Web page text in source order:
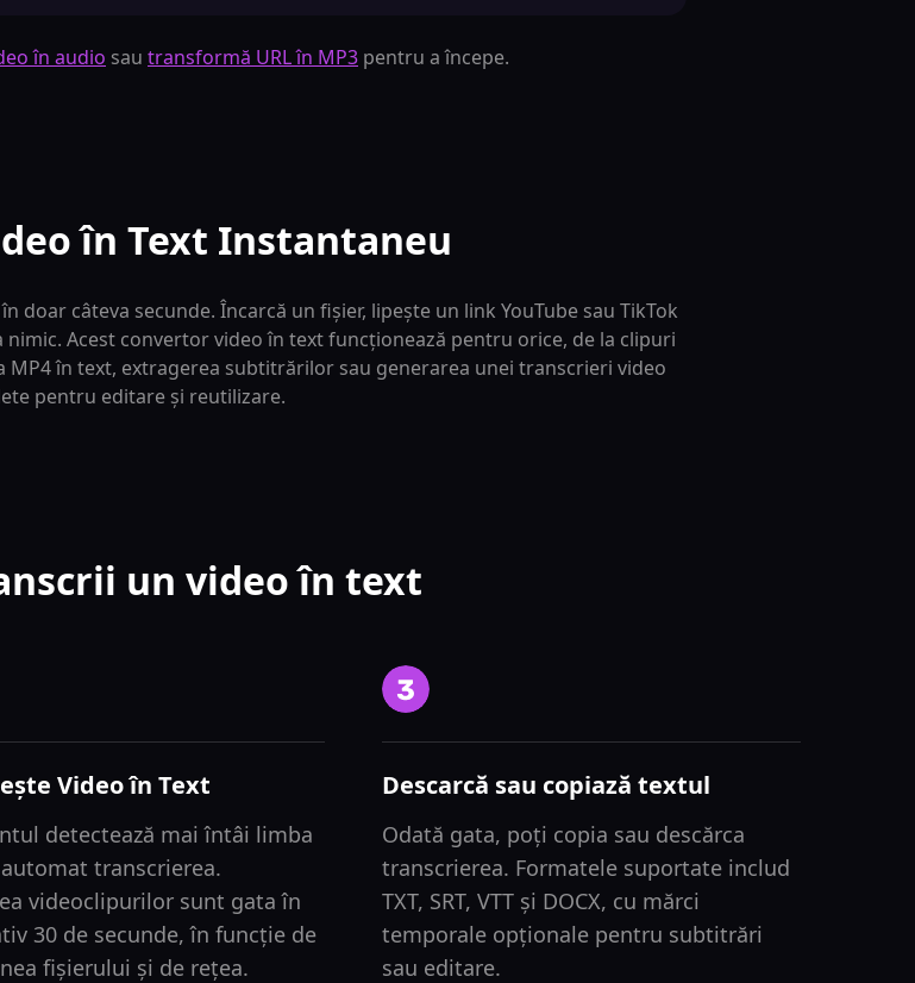
în audio sau transformă URL în MP3 pentru a începe.
în Text Instantaneu
doar câteva secunde. Încarcă un fișier, lipește un link YouTube sau TikTok
Acest convertor video în text funcționează pentru orice, de la clipuri
în text, extragerea subtitrărilor sau generarea unei transcrieri video
pentru editare și reutilizare.
un video în text
Video în Text
detectează mai întâi limba
transcrierea.
videoclipurilor sunt gata în
30 de secunde, în funcție de
fișierului și de rețea.
Descarcă sau copiază textul
Odată gata, poți copia sau descărca
transcrierea. Formatele suportate includ
TXT, SRT, VTT și DOCX, cu mărci
temporale opționale pentru subtitrări
sau editare.